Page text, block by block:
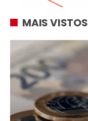
MAIS VISTOS